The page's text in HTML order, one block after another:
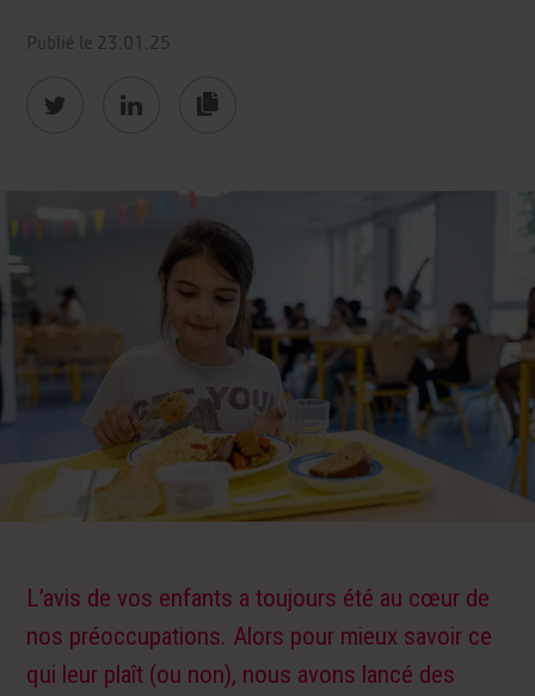
Publié le 23.01.25
https://bon-
et-
L’avis de vos enfants a toujours été au cœur de
nos préoccupations. Alors pour mieux savoir ce
qui leur plaît (ou non), nous avons lancé des